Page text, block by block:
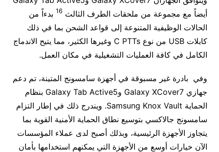
أيضاً مع مجموعة من ملحقات الطرف الثالث 16 بدءاً من
الحالات الوظيفية المتنوعة إلى قواعد الشحن بما في ذلك
كابلات USB من نوع C PTTs وغيرها الكثير، مما يتيح الاندماج
الكامل في كافة العمليات التشغيلية في مكان العمل.
وفي بادرة غير مسبوقة في أجهزة سامسونج المتينة، تم دعم
جهازي Galaxy XCover7 وGalaxy Tab Active5 بنظام
الحماية Samsung Knox Vault. ويندرج ذلك في إطار التزام
سامسونج جالاكسي بتوسيع نطاق الحماية الأمنية القوية بما
يتجاوز الأجهزة الرئيسية، وبذلك أصبح لدى عملاء المؤسسات
الآن خيارات أوسع من الأجهزة التي يمكنهم استخدامها بأمان